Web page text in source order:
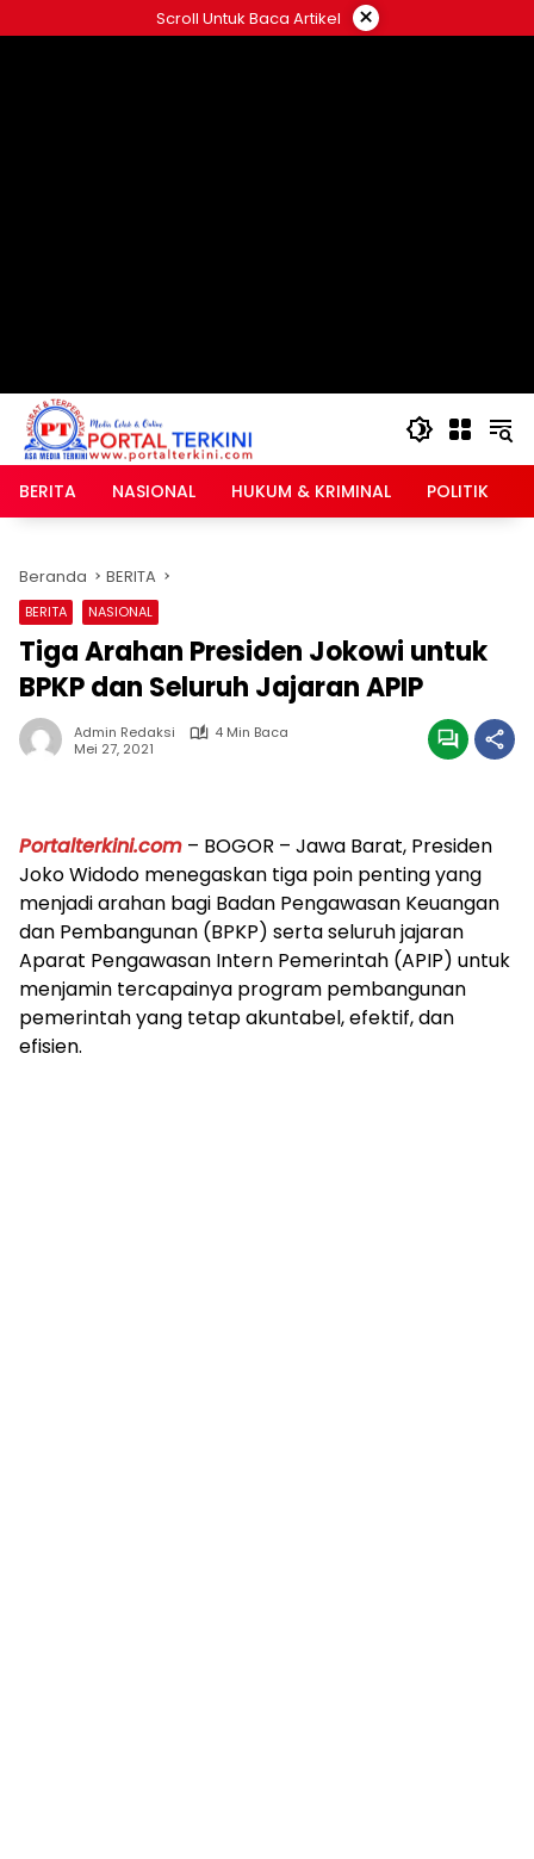
ke
Scroll Untuk Baca Artikel ×
BERITA NASIONAL HUKUM & KRIMINAL POLITIK
Beranda BERITA
BERITA NASIONAL
Tiga Arahan Presiden Jokowi untuk
BPKP dan Seluruh Jajaran APIP
Admin Redaksi
4 Min Baca
Mei 27, 2021
Portalterkini.com – BOGOR – Jawa Barat, Presiden
Joko Widodo menegaskan tiga poin penting yang
menjadi arahan bagi Badan Pengawasan Keuangan
dan Pembangunan (BPKP) serta seluruh jajaran
Aparat Pengawasan Intern Pemerintah (APIP) untuk
menjamin tercapainya program pembangunan
pemerintah yang tetap akuntabel, efektif, dan
efisien.